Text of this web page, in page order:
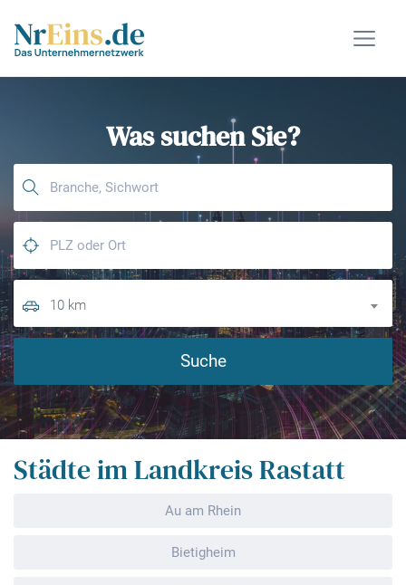
Was suchen Sie?
10 km
Suche
Städte im Landkreis Rastatt
Au am Rhein
Bietigheim